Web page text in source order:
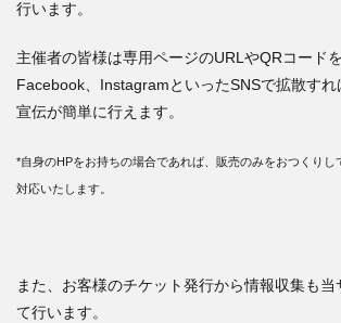
行います。
主催者の皆様は専用ページのURLやQRコード
Facebook、InstagramといったSNSで拡散すれ
宣伝が簡単に行えます。
*自身のHPをお持ちの場合であれば、販売のみをおつくりし
対応いたします。
また、お客様のチケット発行から情報収集も当
て行います。